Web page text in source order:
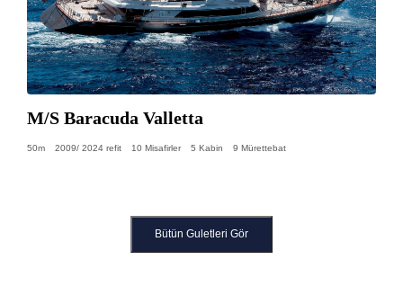
M/S Baracuda Valletta
50m 2009/ 2024 refit 10 Misafirler 5 Kabin 9 Mürettebat
Bütün Guletleri Gör